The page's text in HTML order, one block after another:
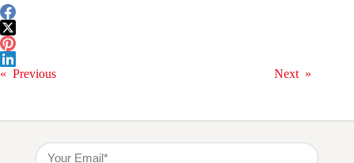
« Previous Next »